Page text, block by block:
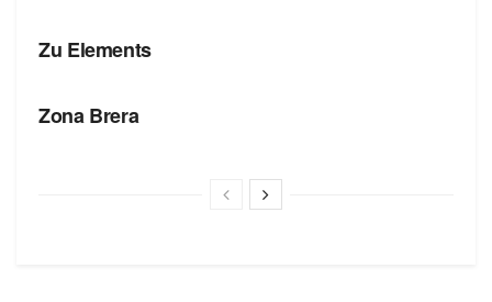
Zu Elements
Zona Brera